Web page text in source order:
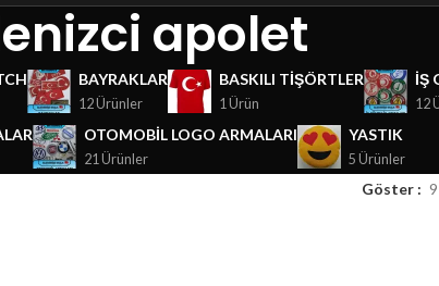
apolet
BAYRAKLAR
12 Ürünler
BASKILI TIŞÖRTLER
1 Ürün
İŞ
12
OTOMOBIL LOGO ARMALARI
21 Ürünler
YASTIK
5 Ürünler
Göster 9